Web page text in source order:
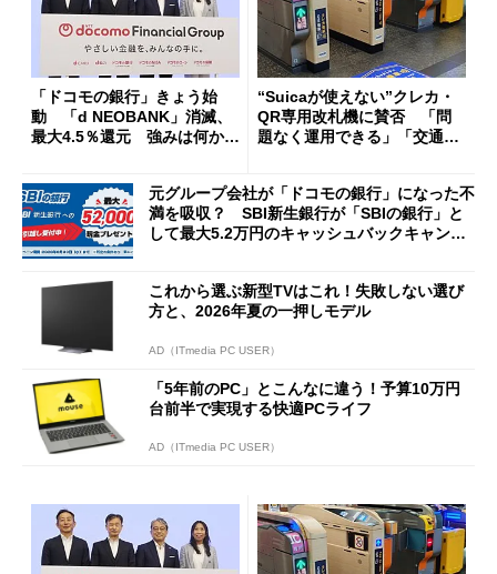
「ドコモの銀行」きょう始
動 「d NEOBANK」消滅、
最大4.5％還元 強みは何か解
“Suicaが使えない”クレカ・
QR専用改札機に賛否 「問
題なく運用できる」「交通系I
元グループ会社が「ドコモの銀行」になった不
満を吸収？ SBI新生銀行が「SBIの銀行」と
して最大5.2万円のキャッシュバックキャンペ
これから選ぶ新型TVはこれ！失敗しない選び
方と、2026年夏の一押しモデル
AD（ITmedia PC USER）
「5年前のPC」とこんなに違う！予算10万円
台前半で実現する快適PCライフ
AD（ITmedia PC USER）